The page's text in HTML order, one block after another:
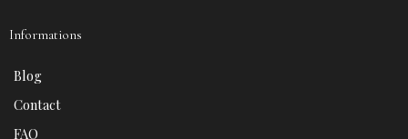
Informations
Blog
Contact
FAQ